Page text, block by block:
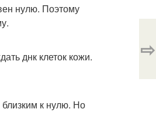
нулю. Поэтому
днк клеток кожи.
близким к нулю. Но
⇨